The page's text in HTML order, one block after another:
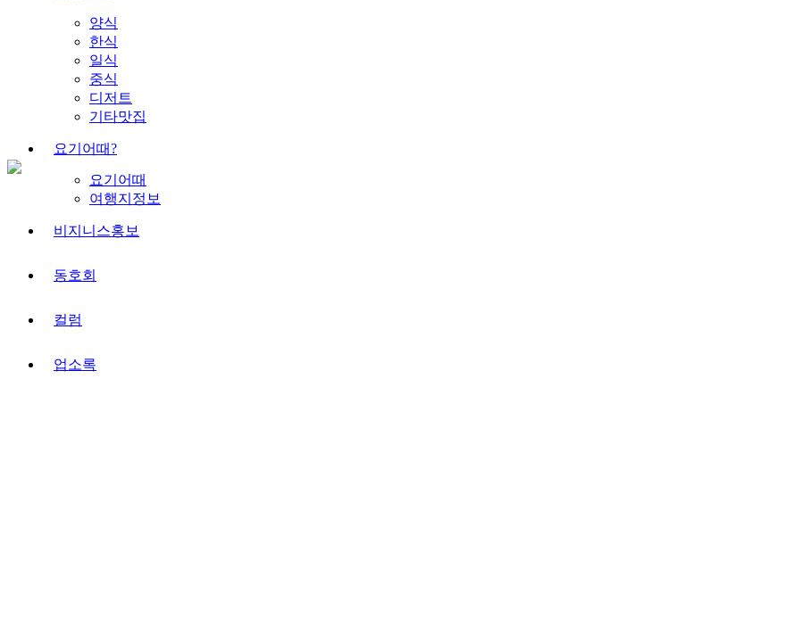
양식
한식
일식
중식
디저트
기타맛집
요기어때?
요기어때
여행지정보
비지니스홍보
동호회
컬럼
업소록